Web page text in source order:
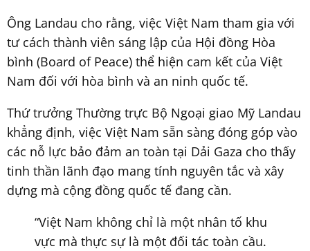
Ông Landau cho rằng, việc Việt Nam tham gia với
tư cách thành viên sáng lập của Hội đồng Hòa
bình (Board of Peace) thể hiện cam kết của Việt
Nam đối với hòa bình và an ninh quốc tế.
Thứ trưởng Thường trực Bộ Ngoại giao Mỹ Landau
khẳng định, việc Việt Nam sẵn sàng đóng góp vào
các nỗ lực bảo đảm an toàn tại Dải Gaza cho thấy
tinh thần lãnh đạo mang tính nguyên tắc và xây
dựng mà cộng đồng quốc tế đang cần.
“Việt Nam không chỉ là một nhân tố khu
vực mà thực sự là một đối tác toàn cầu.